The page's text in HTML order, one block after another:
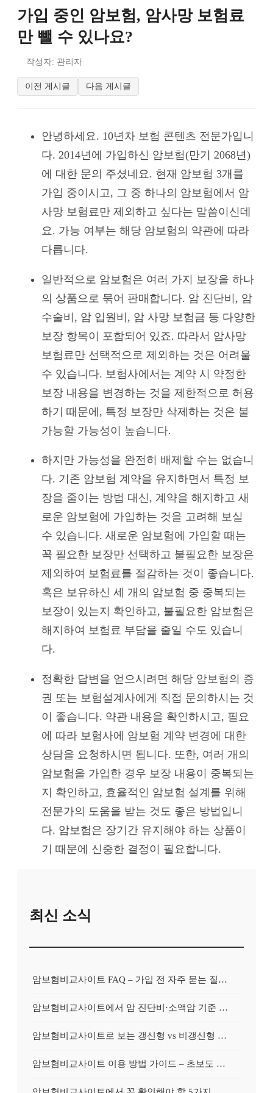
가입 중인 암보험, 암사망 보험료
만 뺄 수 있나요?
작성자: 관리자
이전 게시글 다음 게시글
안녕하세요. 10년차 보험 콘텐츠 전문가입니
다. 2014년에 가입하신 암보험(만기 2068년)
에 대한 문의 주셨네요. 현재 암보험 3개를
가입 중이시고, 그 중 하나의 암보험에서 암
사망 보험료만 제외하고 싶다는 말씀이신데
요. 가능 여부는 해당 암보험의 약관에 따라
다릅니다.
일반적으로 암보험은 여러 가지 보장을 하나
의 상품으로 묶어 판매합니다. 암 진단비, 암
수술비, 암 입원비, 암 사망 보험금 등 다양한
보장 항목이 포함되어 있죠. 따라서 암사망
보험료만 선택적으로 제외하는 것은 어려울
수 있습니다. 보험사에서는 계약 시 약정한
보장 내용을 변경하는 것을 제한적으로 허용
하기 때문에, 특정 보장만 삭제하는 것은 불
가능할 가능성이 높습니다.
하지만 가능성을 완전히 배제할 수는 없습니
다. 기존 암보험 계약을 유지하면서 특정 보
장을 줄이는 방법 대신, 계약을 해지하고 새
로운 암보험에 가입하는 것을 고려해 보실
수 있습니다. 새로운 암보험에 가입할 때는
꼭 필요한 보장만 선택하고 불필요한 보장은
제외하여 보험료를 절감하는 것이 좋습니다.
혹은 보유하신 세 개의 암보험 중 중복되는
보장이 있는지 확인하고, 불필요한 암보험은
해지하여 보험료 부담을 줄일 수도 있습니
다.
정확한 답변을 얻으시려면 해당 암보험의 증
권 또는 보험설계사에게 직접 문의하시는 것
이 좋습니다. 약관 내용을 확인하시고, 필요
에 따라 보험사에 암보험 계약 변경에 대한
상담을 요청하시면 됩니다. 또한, 여러 개의
암보험을 가입한 경우 보장 내용이 중복되는
지 확인하고, 효율적인 암보험 설계를 위해
전문가의 도움을 받는 것도 좋은 방법입니
다. 암보험은 장기간 유지해야 하는 상품이
기 때문에 신중한 결정이 필요합니다.
최신 소식
암보험비교사이트 FAQ – 가입 전 자주 묻는 질문 정리
암보험비교사이트에서 암 진단비·소액암 기준 제대로 비교하기
암보험비교사이트로 보는 갱신형 vs 비갱신형 암보험 차이
암보험비교사이트 이용 방법 가이드 – 초보도 쉽게 비교하는 순서